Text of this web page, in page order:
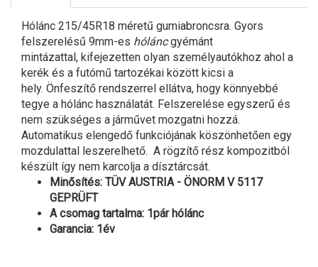
Hólánc 215/45R18 méretű gumiabroncsra. Gyors
felszerelésű 9mm-es hóláncgyémánt
mintázattal, kifejezetten olyan személyautókhoz ahol a
kerék és a futómű tartozékai között kicsi a
hely. Önfeszítő rendszerrel ellátva, hogy könnyebbé
tegye a hólánc használatát. Felszerelése egyszerű és
nem szükséges a járművet mozgatni hozzá.
Automatikus elengedő funkciójának köszönhetően egy
mozdulattal leszerelhető. A rögzítő rész kompozitból
készült így nem karcolja a dísztárcsát.
Minősítés: TÜV AUSTRIA - ÖNORM V 5117
GEPRÜFT
A csomag tartalma: 1pár hólánc
Garancia: 1év